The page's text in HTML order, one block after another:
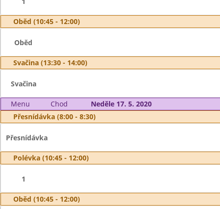
Oběd (10:45 - 12:00)
Oběd
Svačina (13:30 - 14:00)
Svačina
Menu Chod
Neděle 17. 5. 2020
Přesnídávka (8:00 - 8:30)
Přesnídávka
Polévka (10:45 - 12:00)
1
Oběd (10:45 - 12:00)